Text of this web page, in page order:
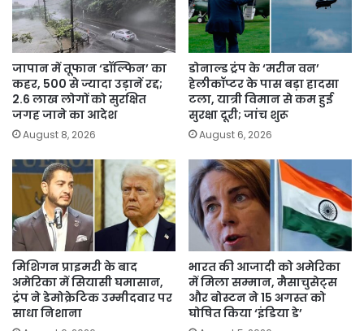
जापान में तूफान ‘डॉल्फिन’ का
कहर, 500 से ज्यादा उड़ानें रद्द;
2.6 लाख लोगों को सुरक्षित
जगह जाने का आदेश
August 8, 2026
डोनाल्ड ट्रंप के ‘मरीन वन’
हेलीकॉप्टर के पास बड़ा हादसा
टला, यात्री विमान से कम हुई
सुरक्षा दूरी; जांच शुरू
August 6, 2026
मिशिगन प्राइमरी के बाद
अमेरिका में सियासी घमासान,
ट्रंप ने डेमोक्रेटिक उम्मीदवार पर
साधा निशाना
भारत की आजादी को अमेरिका
में मिला सम्मान, मैसाचुसेट्स
और बोस्टन ने 15 अगस्त को
घोषित किया ‘इंडिया डे’